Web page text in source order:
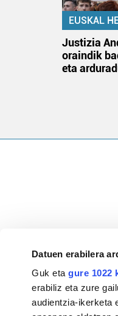
Datuen erabilera
Guk etagure 1022
erabiliz eta zure
audientzia-ikerketa
EUSKAL
Justizia
oraindik
eta